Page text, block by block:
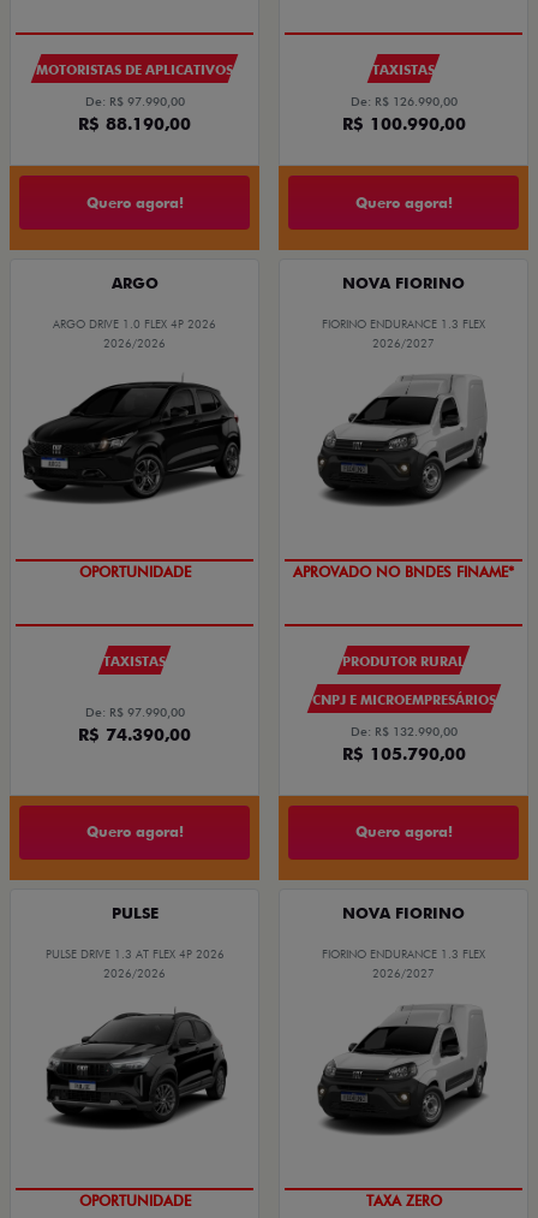
MOTORISTAS DE APLICATIVOS
De: R$ 97.990,00
R$ 88.190,00
Quero agora!
TAXISTAS
De: R$ 126.990,00
R$ 100.990,00
Quero agora!
ARGO
ARGO DRIVE 1.0 FLEX 4P 2026
2026/2026
OPORTUNIDADE
TAXISTAS
De: R$ 97.990,00
R$ 74.390,00
Quero agora!
NOVA FIORINO
FIORINO ENDURANCE 1.3 FLEX
2026/2027
APROVADO NO BNDES FINAME*
PRODUTOR RURAL
CNPJ E MICROEMPRESÁRIOS
De: R$ 132.990,00
R$ 105.790,00
Quero agora!
PULSE
PULSE DRIVE 1.3 AT FLEX 4P 2026
2026/2026
OPORTUNIDADE
NOVA FIORINO
FIORINO ENDURANCE 1.3 FLEX
2026/2027
TAXA ZERO